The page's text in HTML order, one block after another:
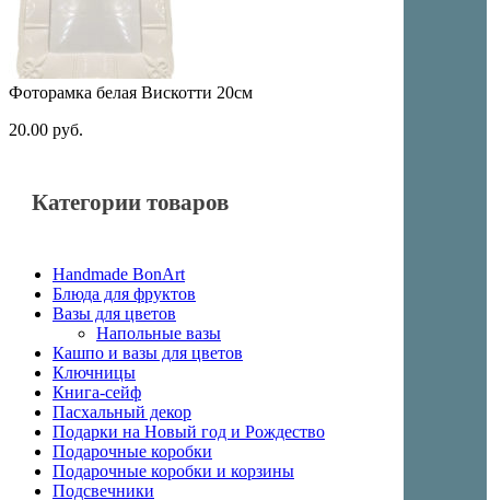
Фоторамка белая Вискотти 20см
20.00 руб.
Категории товаров
Handmade BonArt
Блюда для фруктов
Вазы для цветов
Напольные вазы
Кашпо и вазы для цветов
Ключницы
Книга-сейф
Пасхальный декор
Подарки на Новый год и Рождество
Подарочные коробки
Подарочные коробки и корзины
Подсвечники